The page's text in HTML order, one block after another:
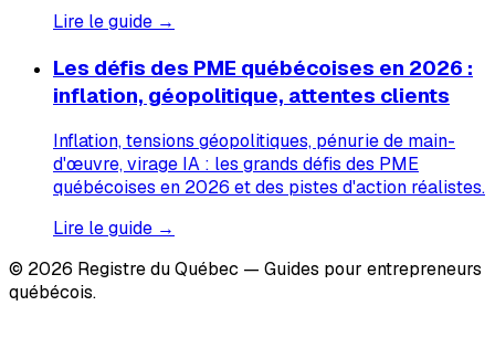
Lire le guide →
Les défis des PME québécoises en 2026 :
inflation, géopolitique, attentes clients
Inflation, tensions géopolitiques, pénurie de main-
d'œuvre, virage IA : les grands défis des PME
québécoises en 2026 et des pistes d'action réalistes.
Lire le guide →
© 2026 Registre du Québec — Guides pour entrepreneurs
québécois.